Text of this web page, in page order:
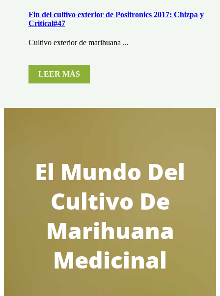
Fin del cultivo exterior de Positronics 2017: Chizpa y
Critical#47
Cultivo exterior de marihuana ...
LEER MÁS
El Mundo Del
Cultivo De
Marihuana
Medicinal